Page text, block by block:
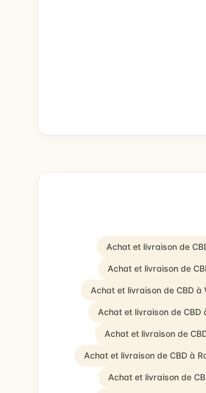
Achat et livraison de
Achat et livraison de
Achat et livraison de CBD
Achat et livraison de CBD
Achat et livraison de
Achat et livraison de CBD à
Achat et livraison de